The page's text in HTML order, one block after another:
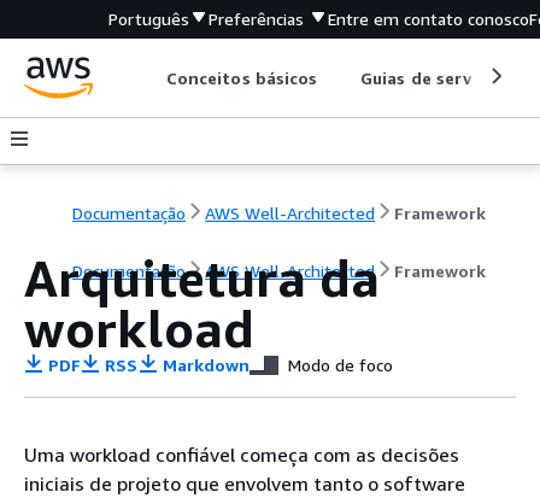
Português Preferências Entre em contato conosco
Conceitos básicos Guias de serviço
Documentação AWS Well-Architected Framework
Documentação AWS Well-Architected Framework
Arquitetura da
workload
PDF RSS Markdown Modo de foco
Uma workload confiável começa com as decisões
iniciais de projeto que envolvem tanto o software